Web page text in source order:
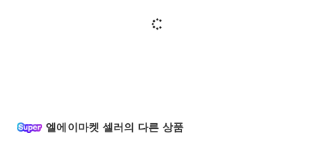
엘에이마켓 셀러의 다른 상품